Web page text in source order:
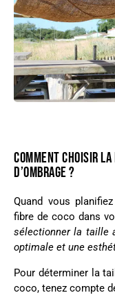
COMMENT CHOISIR
D’OMBRAGE ?
Quand vous
fibre de coco dans
sélectionner la taille
optimale et une
Pour déterminer la
coco, tenez compte